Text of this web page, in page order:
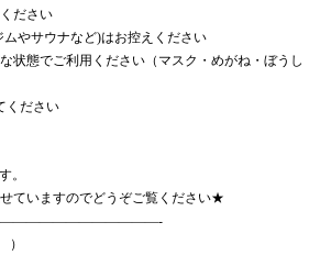
ださい
やサウナなど)はお控えください
態でご利用ください（マスク・めがね・ぼうし
ださい
。
ていますのでどうぞご覧ください★